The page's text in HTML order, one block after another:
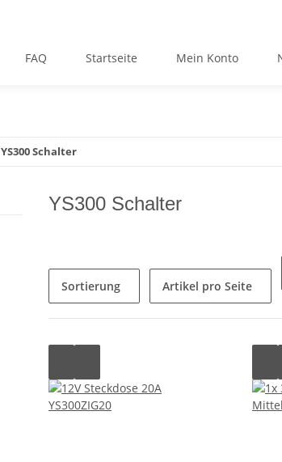
FAQ Startseite Mein Konto
YS300 Schalter
YS300 Schalter
Sortierung Artikel pro Seite